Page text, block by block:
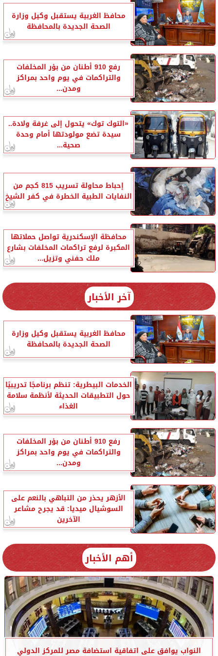
محافظ الغربية يستقبل وكيل وزارة
الصحة الجديدة بالمحافظة
رفع 910 أطنان من بؤر المخلفات
والتراكمات في يوم واحد بمراكز
ومدن...
«التوك توك» يتحول إلى غرفة ولادة..
سيدة تضع مولودتها أمام وحدة
صحية...
إحباط محاولة تسريب 815 كجم من
النفايات الطبية الخطرة في كفر الشيخ
محافظة الإسكندرية تواصل حملاتها
المكبرة لرفع تراكمات المخلفات بشارع
ملك حفني وتزيل...
آخر الأخبار
محافظ الغربية يستقبل وكيل وزارة
الصحة الجديدة بالمحافظة
الخدمات البيطرية: تنظم برنامجًا تدريبيًا
حول التطبيقات الحديثة لأنظمة سلامة
الغذاء
رفع 910 أطنان من بؤر المخلفات
والتراكمات في يوم واحد بمراكز
ومدن...
الأزهر يحذر من التباهي بالنعم على
السوشيال ميديا: قد يجرح مشاعر
الآخرين
أهم الأخبار
النواب يوافق على اتفاقية استضافة مصر للمركز الدولي